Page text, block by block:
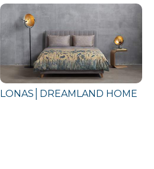
LONAS│DREAMLAND HOME